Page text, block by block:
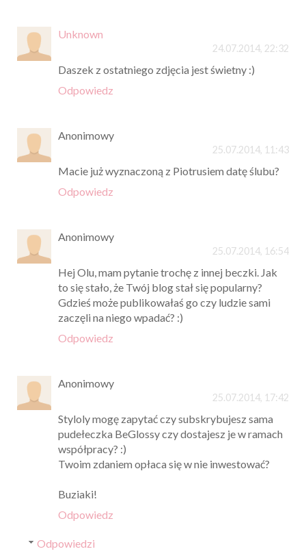
Unknown
24.07.2014, 22:32
Daszek z ostatniego zdjęcia jest świetny :)
Odpowiedz
Anonimowy
25.07.2014, 11:43
Macie już wyznaczoną z Piotrusiem datę ślubu?
Odpowiedz
Anonimowy
25.07.2014, 16:54
Hej Olu, mam pytanie trochę z innej beczki. Jak
to się stało, że Twój blog stał się popularny?
Gdzieś może publikowałaś go czy ludzie sami
zaczęli na niego wpadać? :)
Odpowiedz
Anonimowy
25.07.2014, 17:42
Styloly mogę zapytać czy subskrybujesz sama
pudełeczka BeGlossy czy dostajesz je w ramach
współpracy? :)
Twoim zdaniem opłaca się w nie inwestować?
Buziaki!
Odpowiedz
Odpowiedzi